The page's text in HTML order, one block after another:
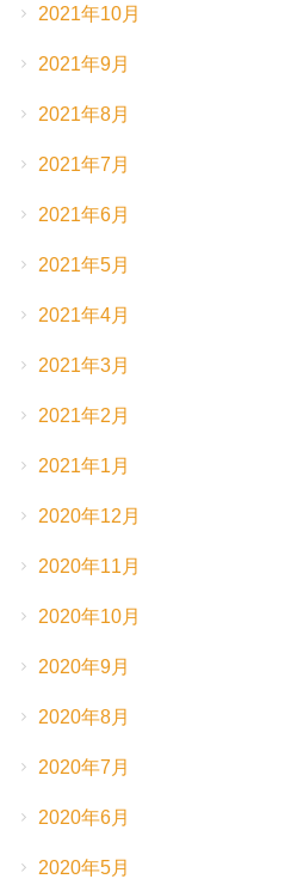
2021年10月
2021年9月
2021年8月
2021年7月
2021年6月
2021年5月
2021年4月
2021年3月
2021年2月
2021年1月
2020年12月
2020年11月
2020年10月
2020年9月
2020年8月
2020年7月
2020年6月
2020年5月